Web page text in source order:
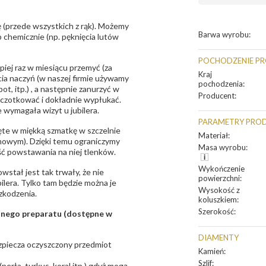
Barwa wyrobu:
POCHODZENIE
Kraj
pochodzenia:
Producent:
PARAMETRY
Materiał:
Masa wyrobu:
Wykończenie
powierzchni:
Wysokość z
koluszkiem:
Szerokość:
DIAMENTY
Kamień:
Szlif:
wszystkich z rąk). Możemy
chemicznie (np. pęknięcia lutów
raz w miesiącu przemyć (za
naczyń (w naszej firmie używamy
itp.) , a następnie zanurzyć w
i dokładnie wypłukać.
wizyt u jubilera.
w miękką szmatkę w szczelnie
Dzięki temu ograniczymy
powstawania na niej tlenków.
jest tak trwały, że nie
Tylko tam będzie można je
preparatu (dostępne w
oczyszczony przedmiot